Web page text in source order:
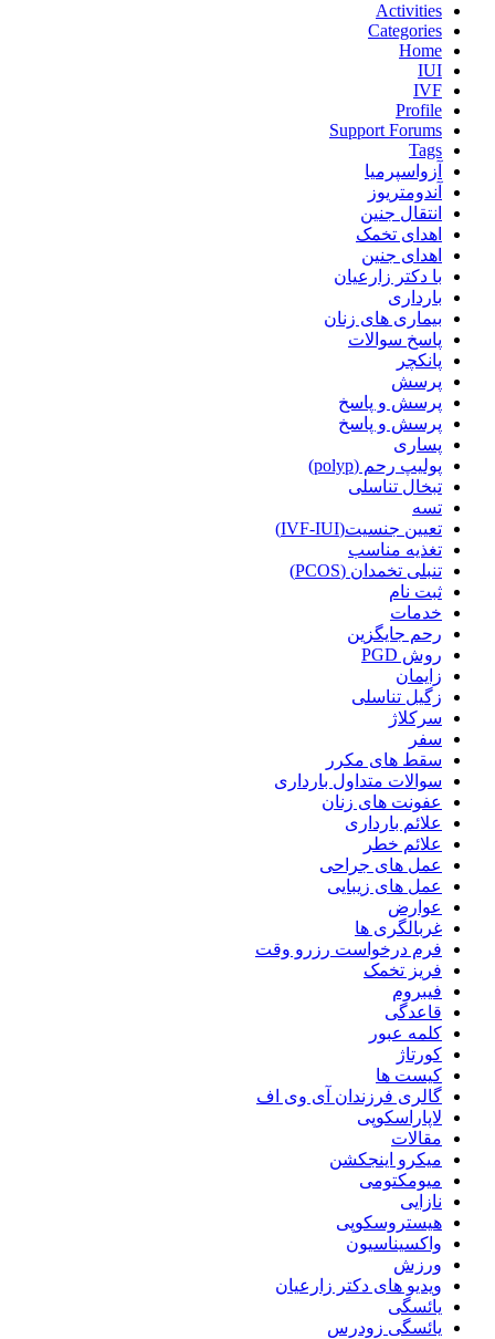
Activities
Categories
Home
IUI
IVF
Profile
Support Forums
Tags
آزواسپرمیا
آندومتریوز
انتقال جنین
اهدای تخمک
اهدای جنین
با دکتر زارعیان
بارداری
بیماری های زنان
پاسخ سوالات
پانکچر
پرسش
پرسش و پاسخ
پرسش و پاسخ
پساری
پولیپ رحم (polyp)
تبخال تناسلی
تسه
تعیین جنسیت(IVF-IUI)
تغذیه مناسب
تنبلی تخمدان (PCOS)
ثبت نام
خدمات
رحم جایگزین
روش PGD
زایمان
زگیل تناسلی
سرکلاژ
سفر
سقط های مکرر
سوالات متداول بارداری
عفونت های زنان
علائم بارداری
علائم خطر
عمل های جراحی
عمل های زیبایی
عوارض
غربالگری ها
فرم درخواست رزرو وقت
فریز تخمک
فیبروم
قاعدگی
کلمه عبور
کورتاژ
کیست ها
گالری فرزندان آی وی اف
لاپاراسکوپی
مقالات
میکرو اینجکشن
میومکتومی
نازایی
هیستروسکوپی
واکسیناسیون
ورزش
ویدیو های دکتر زارعیان
یائسگی
یائسگی زودرس